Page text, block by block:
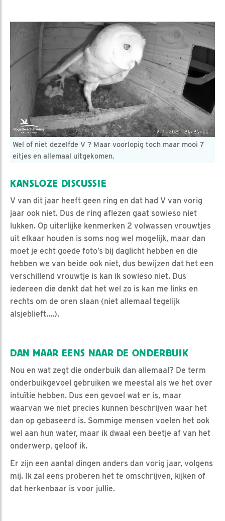
Wel of niet dezelfde V ? Maar voorlopig toch maar mooi 7
eitjes en allemaal uitgekomen.
KANSLOZE DISCUSSIE
V van dit jaar heeft geen ring en dat had V van vorig
jaar ook niet. Dus de ring aflezen gaat sowieso niet
lukken. Op uiterlijke kenmerken 2 volwassen vrouwtjes
uit elkaar houden is soms nog wel mogelijk, maar dan
moet je echt goede foto’s bij daglicht hebben en die
hebben we van beide ook niet, dus bewijzen dat het een
verschillend vrouwtje is kan ik sowieso niet. Dus
iedereen die denkt dat het wel zo is kan me links en
rechts om de oren slaan (niet allemaal tegelijk
alsjeblieft….).
DAN MAAR EENS NAAR DE ONDERBUIK
Nou en wat zegt die onderbuik dan allemaal? De term
onderbuikgevoel gebruiken we meestal als we het over
intuïtie hebben. Dus een gevoel wat er is, maar
waarvan we niet precies kunnen beschrijven waar het
dan op gebaseerd is. Sommige mensen voelen het ook
wel aan hun water, maar ik dwaal een beetje af van het
onderwerp, geloof ik.
Er zijn een aantal dingen anders dan vorig jaar, volgens
mij. Ik zal eens proberen het te omschrijven, kijken of
dat herkenbaar is voor jullie.